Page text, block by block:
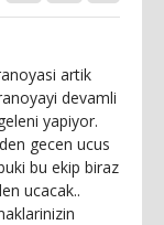
artik
devamli
yapiyor.
gecen ucus
bu ekip biraz
ucacak..